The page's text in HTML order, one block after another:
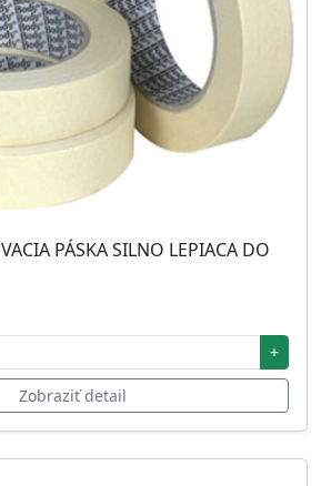
PÁSKA SILNO LEPIACA DO
+
Zobraziť detail